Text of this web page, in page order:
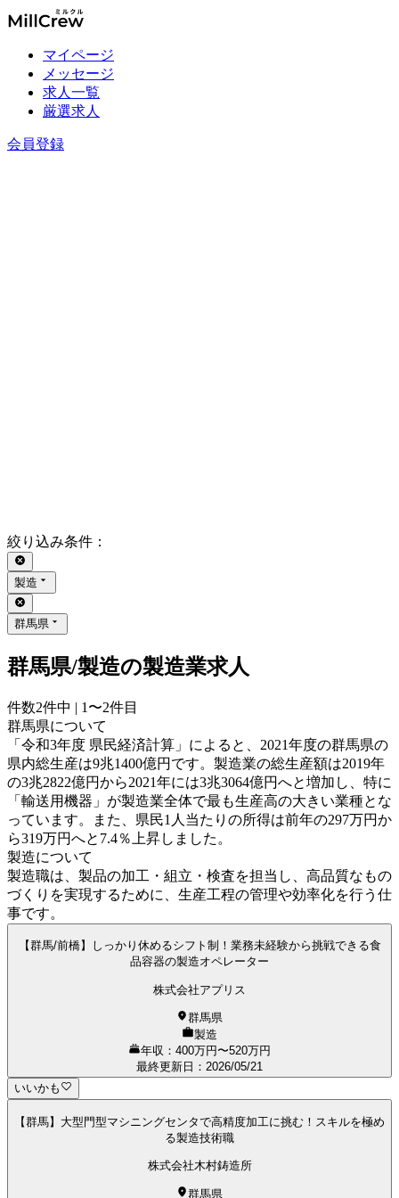
マイページ
メッセージ
求人一覧
厳選求人
会員登録
絞り込み条件 ：
製造
群馬県
群馬県/製造の製造業求人
件数2件中 | 1〜2件目
群馬県について
「令和3年度 県民経済計算」によると、2021年度の群馬県の
県内総生産は9兆1400億円です。製造業の総生産額は2019年
の3兆2822億円から2021年には3兆3064億円へと増加し、特に
「輸送用機器」が製造業全体で最も生産高の大きい業種とな
っています。また、県民1人当たりの所得は前年の297万円か
ら319万円へと7.4％上昇しました。
製造について
製造職は、製品の加工・組立・検査を担当し、高品質なもの
づくりを実現するために、生産工程の管理や効率化を行う仕
事です。
【群馬/前橋】しっかり休めるシフト制！業務未経験から挑戦できる食
品容器の製造オペレーター
株式会社アプリス
群馬県
製造
年収：400万円〜520万円
最終更新日 ： 2026/05/21
いいかも
【群馬】大型門型マシニングセンタで高精度加工に挑む！スキルを極め
る製造技術職
株式会社木村鋳造所
群馬県